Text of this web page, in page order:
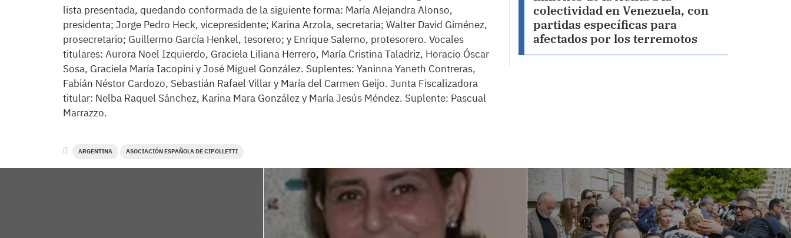
lista presentada, quedando conformada de la siguiente forma: María Alejandra Alonso,
presidenta; Jorge Pedro Heck, vicepresidente; Karina Arzola, secretaria; Walter David Giménez,
prosecretario; Guillermo García Henkel, tesorero; y Enrique Salerno, protesorero. Vocales
titulares: Aurora Noel Izquierdo, Graciela Liliana Herrero, María Cristina Taladriz, Horacio Óscar
Sosa, Graciela María Iacopini y José Miguel González. Suplentes: Yaninna Yaneth Contreras,
Fabián Néstor Cardozo, Sebastián Rafael Villar y María del Carmen Geijo. Junta Fiscalizadora
titular: Nelba Raquel Sánchez, Karina Mara González y María Jesús Méndez. Suplente: Pascual
Marrazzo.
ARGENTINA ASOCIACIÓN ESPAÑOLA DE CIPOLLETTI
colectividad en Venezuela, con
partidas específicas para
afectados por los terremotos